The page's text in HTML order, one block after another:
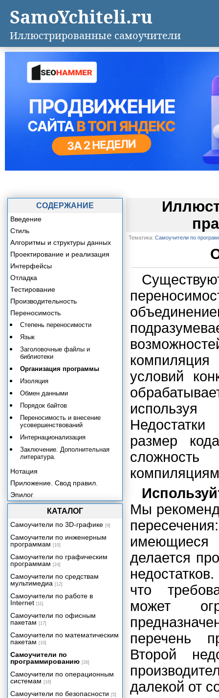
Тематика: Самоучители по
условий
размер
Мы
делается
что
может
перечень
Второй
далекой от
СОДЕРЖАНИЕ
Введение
Стиль
Алгоритмы и структуры данных
Проектирование и реализация
Интерфейсы
Отладка
Тестирование
Производительность
Переносимость
Степень переносимости
Язык
Заголовочные файлы и
библиотеки
Организация программы
Изоляция
Обмен данными
Порядок байтов
Переносимость и внесение
усовершенствований
Интернационализация
Заключение. Дополнительная
литература.
Нотация
Приложение. Свод правил.
Эпилог
КАТАЛОГ
Самоучители по 3D-графике [9]
Самоучители по инженерным
программам [10]
Самоучители по графическим
программам [24]
Самоучители по средствам
мультимедиа [12]
Самоучители по работе в
Internet [11]
Самоучители по офисным
пакетам [17]
Самоучители по математическим
пакетам [10]
Самоучители по
программированию [26]
Самоучители по операционным
системам [16]
Самоучители по безопасности [5]
SamoYchiteli.ru
Иллюстрированные самоучители